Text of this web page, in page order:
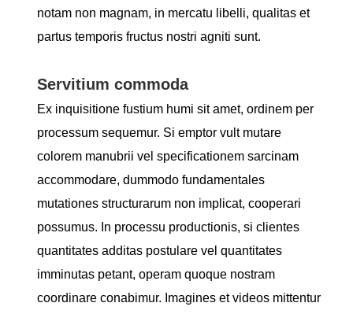
notam non magnam, in mercatu libelli, qualitas et
partus temporis fructus nostri agniti sunt.
Servitium commoda
Ex inquisitione fustium humi sit amet, ordinem per
processum sequemur. Si emptor vult mutare
colorem manubrii vel specificationem sarcinam
accommodare, dummodo fundamentales
mutationes structurarum non implicat, cooperari
possumus. In processu productionis, si clientes
quantitates additas postulare vel quantitates
imminutas petant, operam quoque nostram
coordinare conabimur. Imagines et videos mittentur